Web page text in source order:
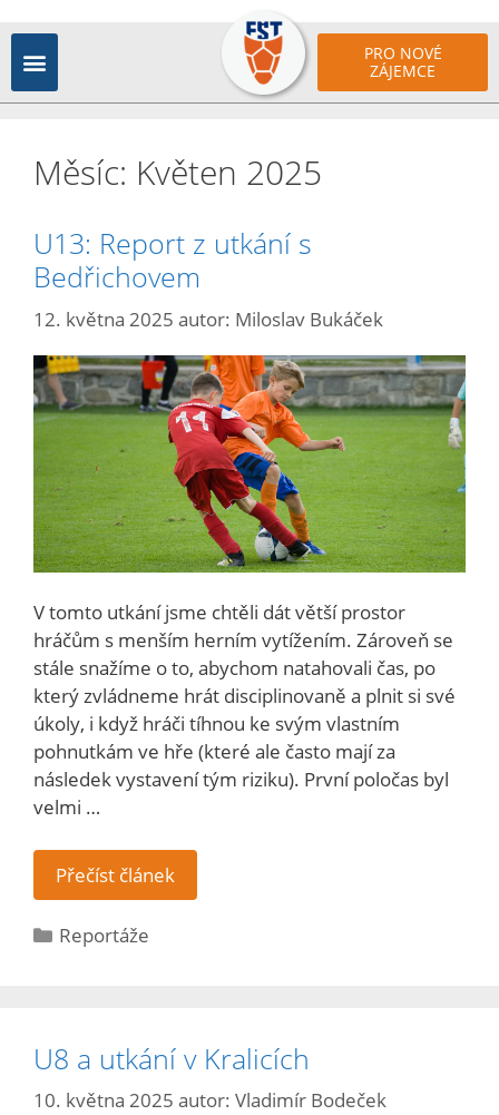
PRO NOVÉ
ZÁJEMCE
Měsíc: Květen 2025
U13: Report z utkání s
Bedřichovem
12. května 2025 autor: Miloslav Bukáček
V tomto utkání jsme chtěli dát větší prostor
hráčům s menším herním vytížením. Zároveň se
stále snažíme o to, abychom natahovali čas, po
který zvládneme hrát disciplinovaně a plnit si své
úkoly, i když hráči tíhnou ke svým vlastním
pohnutkám ve hře (které ale často mají za
následek vystavení tým riziku). První poločas byl
velmi …
Přečíst článek
Reportáže
U8 a utkání v Kralicích
10. května 2025 autor: Vladimír Bodeček